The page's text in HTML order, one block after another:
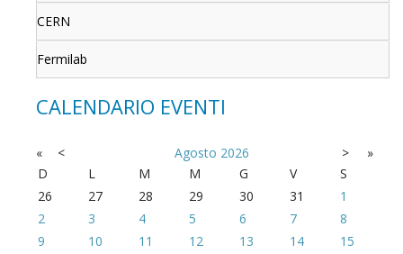
CERN
Fermilab
CALENDARIO EVENTI
« < Agosto 2026 >
»
D
L M M G V
S
26
27 28 29 30 31
1
2
3 4 5 6 7
8
9
10 11 12 13 14
15